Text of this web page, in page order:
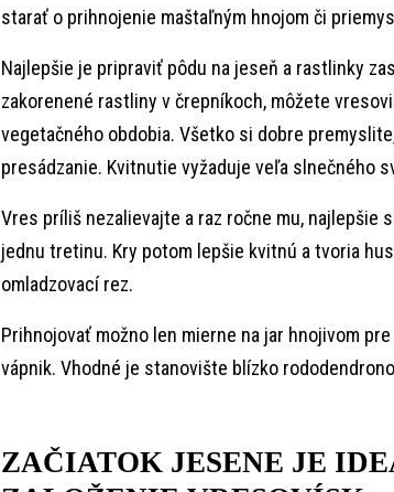
starať o prihnojenie maštaľným hnojom či
Najlepšie je pripraviť pôdu na jeseň a rastlinky
zakorenené rastliny v črepníkoch, môžete
vegetačného obdobia. Všetko si dobre
presádzanie. Kvitnutie vyžaduje veľa slnečného
Vres príliš nezalievajte a raz ročne mu, najlepšie
jednu tretinu. Kry potom lepšie kvitnú a tvoria
omladzovací rez.
Prihnojovať možno len mierne na jar hnojivom
vápnik. Vhodné je stanovište blízko
ZAČIATOK JESENE JE